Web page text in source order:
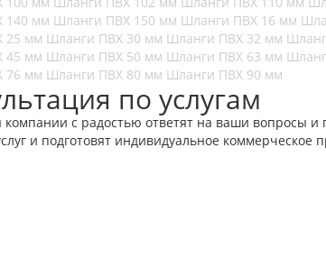
140 мм Шланги ПВХ 150 мм Шланги ПВХ 16 мм
25 мм Шланги ПВХ 30 мм Шланги ПВХ 32 мм
45 мм Шланги ПВХ 50 мм Шланги ПВХ 63 мм
76 мм Шланги ПВХ 80 мм Шланги ПВХ 90 мм
по услугам
с радостью ответят на ваши вопросы и
и подготовят индивидуальное коммерческое